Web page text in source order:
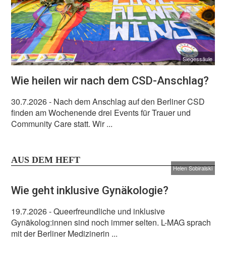
Siegessäule
Wie heilen wir nach dem CSD-Anschlag?
30.7.2026- Nach dem Anschlag auf den Berliner CSD
finden am Wochenende drei Events für Trauer und
Community Care statt. Wir ...
AUS DEM HEFT
Helen Sobiralski
Wie geht inklusive Gynäkologie?
19.7.2026- Queerfreundliche und inklusive
Gynäkolog:innen sind noch immer selten. L-MAG sprach
mit der Berliner Medizinerin ...